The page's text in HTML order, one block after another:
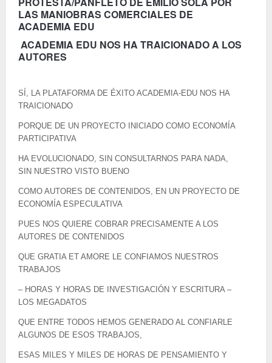
LAS MANIOBRAS COMERCIALES DE
ACADEMIA EDU
ACADEMIA EDU NOS HA TRAICIONADO A LOS
AUTORES
SÍ, LA PLATAFORMA DE ÉXITO ACADEMIA-EDU NOS HA
TRAICIONADO
PORQUE DE UN PROYECTO INICIADO COMO ECONOMÍA
PARTICIPATIVA
HA EVOLUCIONADO, SIN CONSULTARNOS PARA NADA,
SIN NUESTRO VISTO BUENO
COMO AUTORES DE CONTENIDOS, EN UN PROYECTO DE
ECONOMÍA ESPECULATIVA
PUES NOS QUIERE COBRAR PRECISAMENTE A LOS
AUTORES DE CONTENIDOS
QUE GRATIA ET AMORE LE CONFIAMOS NUESTROS
TRABAJOS
– HORAS Y HORAS DE INVESTIGACIÓN Y ESCRITURA –
LOS MEGADATOS
QUE ENTRE TODOS HEMOS GENERADO AL CONFIARLE
ALGUNOS DE ESOS TRABAJOS,
ESAS MILES Y MILES DE HORAS DE PENSAMIENTO Y